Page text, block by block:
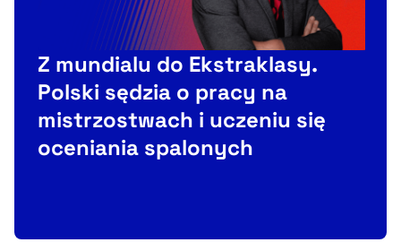
Z mundialu do Ekstraklasy.
Polski sędzia o pracy na
mistrzostwach i uczeniu się
oceniania spalonych